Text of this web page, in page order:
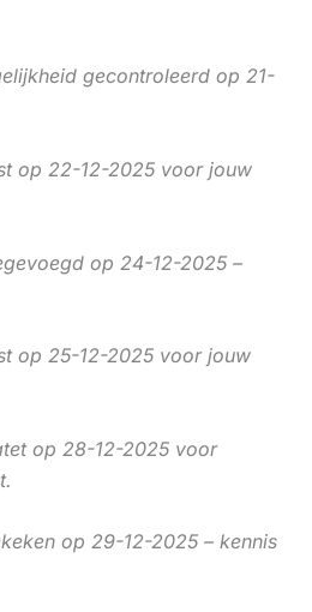
gecontroleerd op 21-
op 22-12-2025 voor jouw
op 24-12-2025 –
op 25-12-2025 voor jouw
op 28-12-2025 voor
op 29-12-2025 – kennis